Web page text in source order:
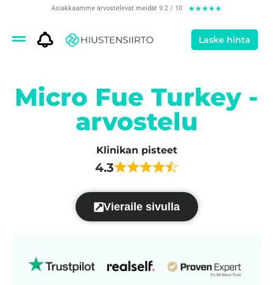
Asiakkaamme arvostelevat meidät 9.2 / 10 ★★★★★
Laske hinta
Micro Fue Turkey -
arvostelu
Klinikan pisteet
4.3
Vieraile sivulla